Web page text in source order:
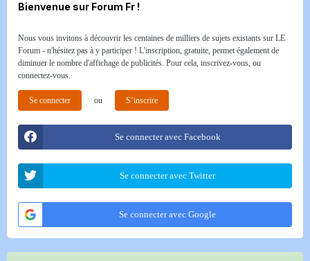
Bienvenue sur Forum Fr !
Nous vous invitons à découvrir les centaines de milliers de sujets existants sur LE
Forum - n'hésitez pas à y participer ! L'inscription, gratuite, permet également de
diminuer le nombre d'affichage de publicités. Pour cela, inscrivez-vous, ou
connectez-vous.
Se connecter ou S’inscrire
Se connecter avec Facebook
Se connecter avec Twitter
Se connecter avec Google